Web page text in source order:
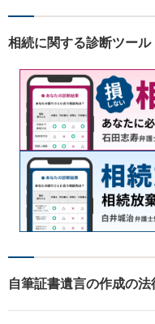
相続に関する診断ツール
自筆証書遺言の作成の